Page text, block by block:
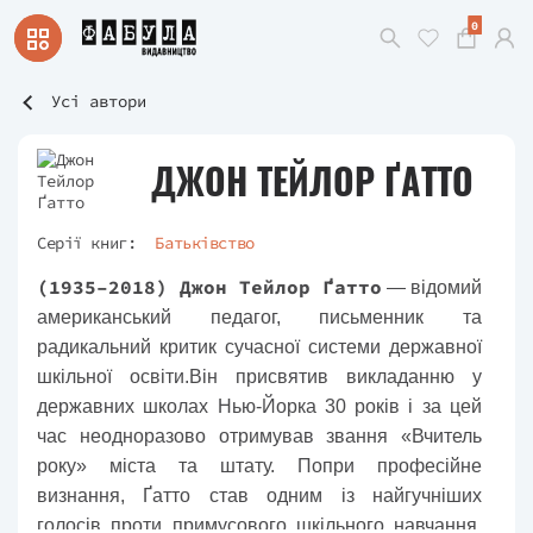
0
Усі автори
ДЖОН ТЕЙЛОР ҐАТТО
Серії книг: Батьківство
(1935–2018) Джон Тейлор Ґатто — відомий
американський педагог, письменник та
радикальний критик сучасної системи державної
шкільної освіти.Він присвятив викладанню у
державних школах Нью-Йорка 30 років і за цей
час неодноразово отримував звання «Вчитель
року» міста та штату. Попри професійне
визнання, Ґатто став одним із найгучніших
голосів проти примусового шкільного навчання,